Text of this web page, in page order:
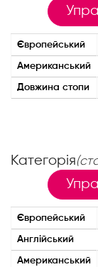
Європейський
Американський
Довжина стопи
Категорія
Європейський
Англійський
Американський